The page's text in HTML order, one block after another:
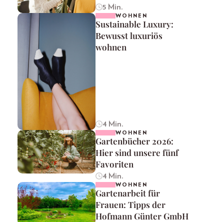
5 Min.
WOHNEN
Sustainable Luxury:
Bewusst luxuriös
wohnen
4 Min.
WOHNEN
Gartenbücher 2026:
Hier sind unsere fünf
Favoriten
4 Min.
WOHNEN
Gartenarbeit für
Frauen: Tipps der
Hofmann Günter GmbH